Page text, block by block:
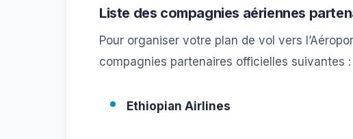
Liste des compagnies aériennes
Pour organiser votre plan de vol vers
compagnies partenaires officielles suivantes :
Ethiopian Airlines